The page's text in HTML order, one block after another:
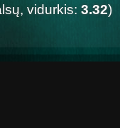
vidurkis: 3.32)